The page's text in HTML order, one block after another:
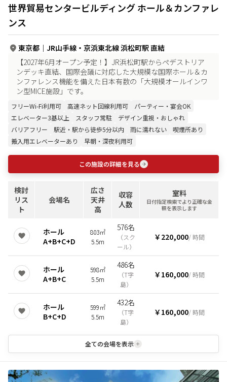
世界貿易センタービルディング ホール＆カンファレ
ンス
東京都 ｜ JR山手線・京浜東北線 浜松町駅 直結
【2027年6月オープン予定！】JR浜松町駅からペデストリア
ンデッキ直結、国際会議に対応した大規模な国際ホール＆カ
ンファレンス機能を備えた日本有数の「大規模オールインワ
ン型MICE施設」です。
フリーWi-Fi利用可 高速ネット回線利用可
パーティー・宴会OK
エレベーター3基以上
スタッフ常駐
デザイン重視・おしゃれ
バリアフリー
駅近・駅から徒歩5分以内 雨に濡れない
喫煙所あり
搬入用エレベーターあり
早朝・深夜利用可
この施設の詳細を見る
検討
リス
ト
会場名
広さ
天井
高
収容
人数
室料
日付指定検索でより正確な金
額を表示します
ホール
A+B+C+D
803㎡
5.5m
576名
（スク
ール）
￥220,000/ 時間
ホール
A+B+C
598㎡
5.5m
486名
（T字
島）
￥160,000/ 時間
ホール
B+C+D
599㎡
5.5m
432名
（T字
島）
￥160,000/ 時間
全ての会場を表示